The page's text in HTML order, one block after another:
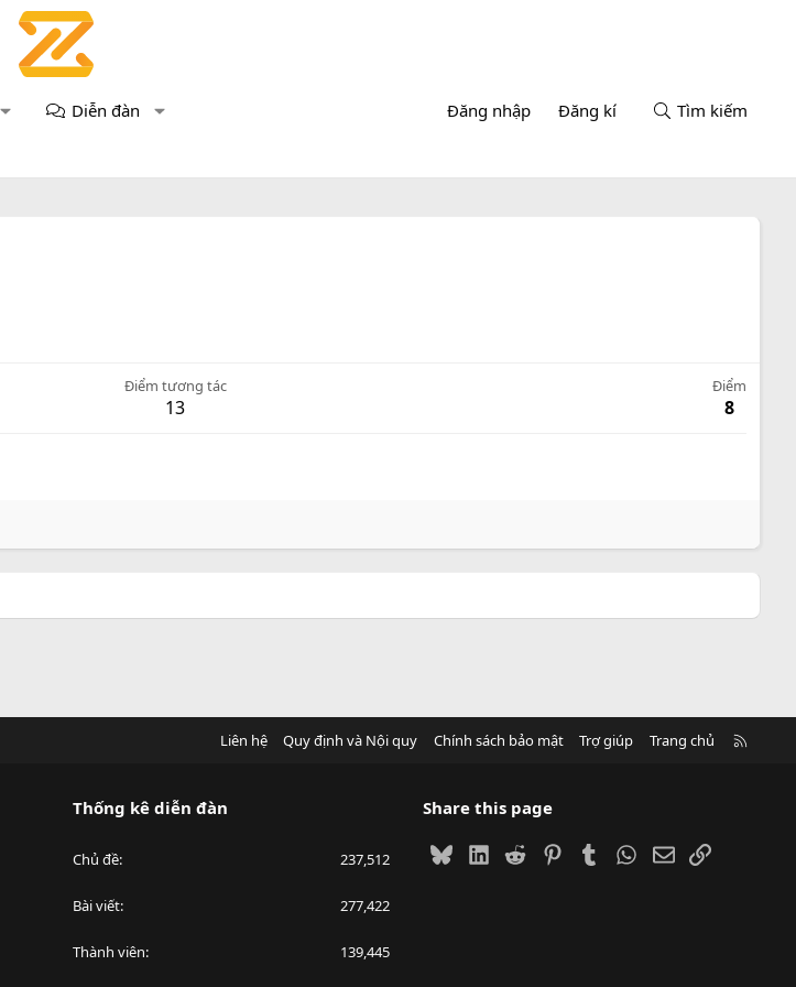
Diễn đàn Đăng nhập Đăng kí Tìm kiếm
Điểm tương tác
13
Điểm
8
Liên hệ Quy định và Nội quy Chính sách bảo mật Trợ giúp Trang chủ
Thống kê diễn đàn
Chủ đề 237,512
Bài viết 277,422
Thành viên 139,445
Share this page
BlueskyLinkedIn
Reddit PinterestTumblrWhatsApp
EmailLink